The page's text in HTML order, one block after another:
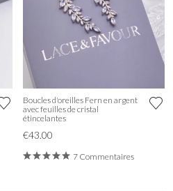
Boucles d'oreilles Fern en argent
avec feuilles de cristal
étincelantes
€43.00
7 Commentaires